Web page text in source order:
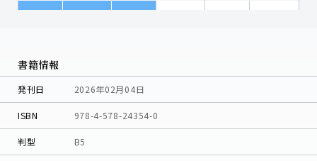
書籍情報
発刊日 2026年02月04日
ISBN 978-4-578-24354-0
判型 B5